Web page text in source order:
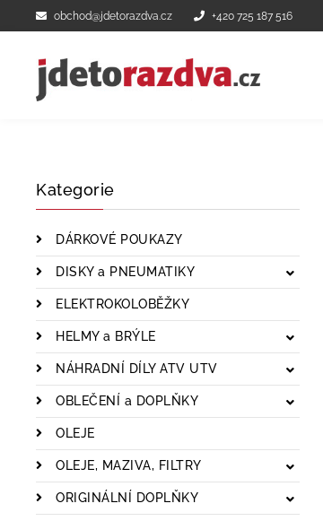
obchod@jdetorazdva.cz +420 725 187 516
Kategorie
DÁRKOVÉ POUKAZY
DISKY a PNEUMATIKY
ELEKTROKOLOBĚŽKY
HELMY a BRÝLE
NÁHRADNÍ DÍLY ATV UTV
OBLEČENÍ a DOPLŇKY
OLEJE
OLEJE, MAZIVA, FILTRY
ORIGINÁLNÍ DOPLŇKY